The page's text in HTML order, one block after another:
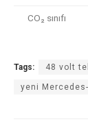
CO₂ sınıfı
Tags: 48 volt
yeni